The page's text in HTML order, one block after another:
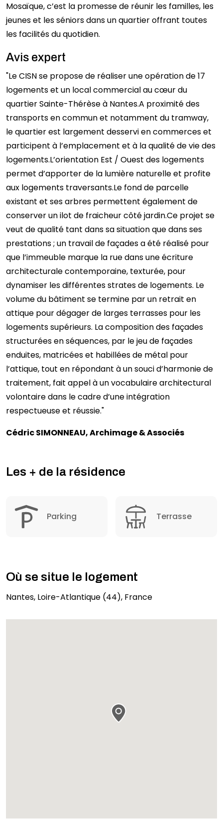
Mosaïque, c’est la promesse de réunir les familles, les
jeunes et les séniors dans un quartier offrant toutes
les facilités du quotidien.
Avis expert
"Le CISN se propose de réaliser une opération de 17
logements et un local commercial au cœur du
quartier Sainte-Thérèse à Nantes.A proximité des
transports en commun et notamment du tramway,
le quartier est largement desservi en commerces et
participent à l’emplacement et à la qualité de vie des
logements.L’orientation Est / Ouest des logements
permet d’apporter de la lumière naturelle et profite
aux logements traversants.Le fond de parcelle
existant et ses arbres permettent également de
conserver un ilot de fraicheur côté jardin.Ce projet se
veut de qualité tant dans sa situation que dans ses
prestations ; un travail de façades a été réalisé pour
que l’immeuble marque la rue dans une écriture
architecturale contemporaine, texturée, pour
dynamiser les différentes strates de logements. Le
volume du bâtiment se termine par un retrait en
attique pour dégager de larges terrasses pour les
logements supérieurs. La composition des façades
structurées en séquences, par le jeu de façades
enduites, matricées et habillées de métal pour
l’attique, tout en répondant à un souci d’harmonie de
traitement, fait appel à un vocabulaire architectural
volontaire dans le cadre d’une intégration
respectueuse et réussie."
Cédric SIMONNEAU, Archimage & Associés
Les + de la résidence
Parking Terrasse
Où se situe le logement
Nantes, Loire-Atlantique (44), France